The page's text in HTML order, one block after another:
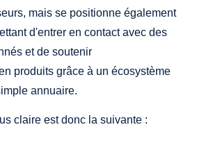
mais se positionne également
d'entrer en contact avec des
et de soutenir
produits grâce à un écosystème
annuaire.
claire est donc la suivante :